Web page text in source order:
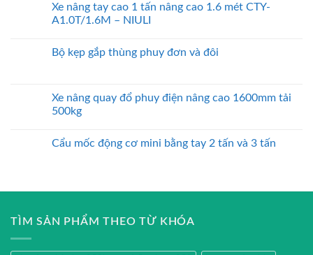
Xe nâng tay cao 1 tấn nâng cao 1.6 mét CTY-
A1.0T/1.6M – NIULI
Bộ kẹp gắp thùng phuy đơn và đôi
Xe nâng quay đổ phuy điện nâng cao 1600mm tải
500kg
Cẩu mốc động cơ mini bằng tay 2 tấn và 3 tấn
TÌM SẢN PHẨM THEO TỪ KHÓA